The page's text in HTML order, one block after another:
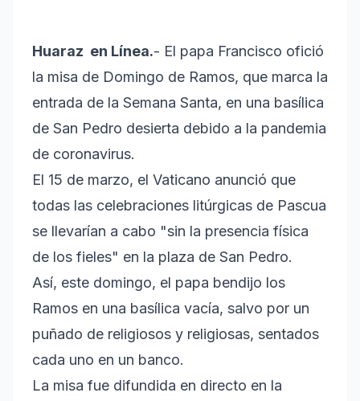
Huaraz en Línea.- El papa Francisco ofició
la misa de Domingo de Ramos, que marca la
entrada de la Semana Santa, en una basílica
de San Pedro desierta debido a la pandemia
de coronavirus.
El 15 de marzo, el Vaticano anunció que
todas las celebraciones litúrgicas de Pascua
se llevarían a cabo "sin la presencia física
de los fieles" en la plaza de San Pedro.
Así, este domingo, el papa bendijo los
Ramos en una basílica vacía, salvo por un
puñado de religiosos y religiosas, sentados
cada uno en un banco.
La misa fue difundida en directo en la